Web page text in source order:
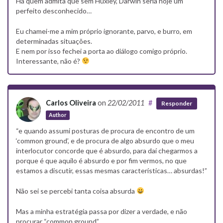
perfeito desconhecido…
Eu chamei-me a mim próprio ignorante, parvo, e burro, em
determinadas situações.
E nem por isso fechei a porta ao diálogo comigo próprio.
Interessante, não é?
Carlos Oliveira on 22/02/2011
Author
# Responder
“e quando assumi posturas de procura de encontro de um
‘common ground’, e de procura de algo absurdo que o meu
interlocutor concorde que é absurdo, para daí chegarmos a
porque é que aquilo é absurdo e por fim vermos, no que
estamos a discutir, essas mesmas características… absurdas!”
Não sei se percebi tanta coisa absurda
Mas a minha estratégia passa por dizer a verdade, e não
procurar “common ground”.